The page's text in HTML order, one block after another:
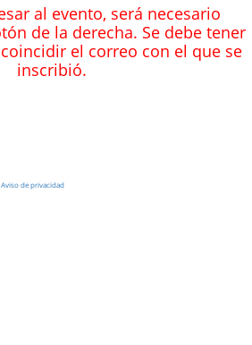
al evento, será necesario
de la derecha. Se debe tener
el correo con el que se
inscribió.
Aviso de privacidad